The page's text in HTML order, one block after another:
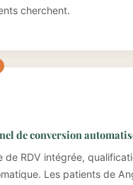
cherchent.
de conversion
de RDV intégrée,
Les patients de